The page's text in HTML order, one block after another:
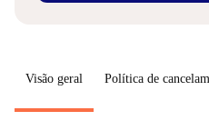
Visão geral Política de